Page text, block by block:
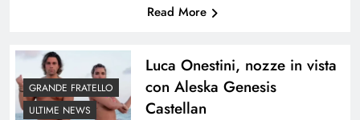
Read More
GRANDE FRATELLO
ULTIME NEWS
Luca Onestini, nozze in vista
con Aleska Genesis
Castellan